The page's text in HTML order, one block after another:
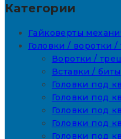
Категории
Гайковерты
Головки / воротки
Воротки /
Вставки / биты
Головки под
Головки под
Головки под
Головки под
Головки под